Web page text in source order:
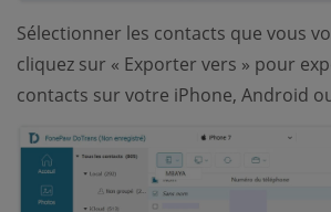
Sélectionner les contacts que vous
cliquez sur « Exporter vers » pour
contacts sur votre iPhone, Android